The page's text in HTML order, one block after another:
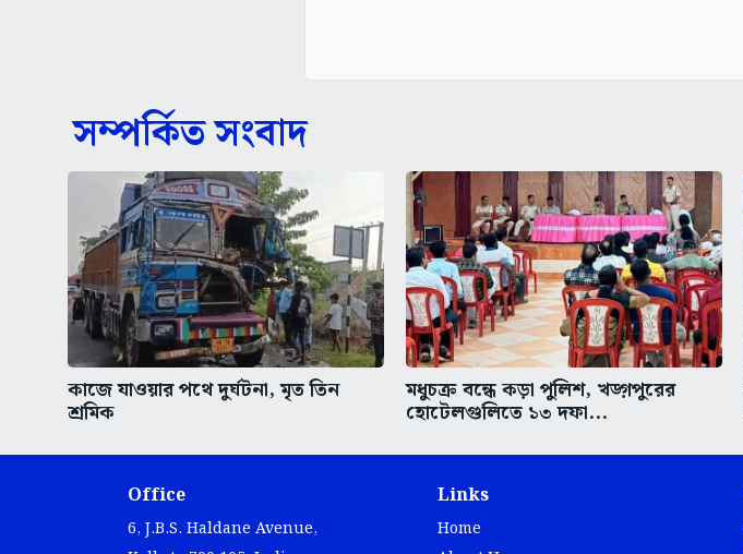
সম্পর্কিত সংবাদ
কাজে যাওয়ার পথে দুর্ঘটনা, মৃত তিন
শ্রমিক
মধুচক্র বন্ধে কড়া পুলিশ, খড়্গপুরের
হোটেলগুলিতে ১৩ দফা...
Office
6, J.B.S. Haldane Avenue,
Links
Home